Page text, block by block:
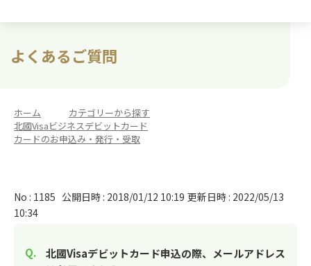
よくあるご質問
ホーム カテゴリーから探す
北國Visaビジネスデビットカード
カードのお申込み・発行・受取
No : 1185 公開日時 : 2018/01/12 10:19 更新日時 : 2022/05/13
10:34
北國Visaデビットカード申込の際、メールアドレス